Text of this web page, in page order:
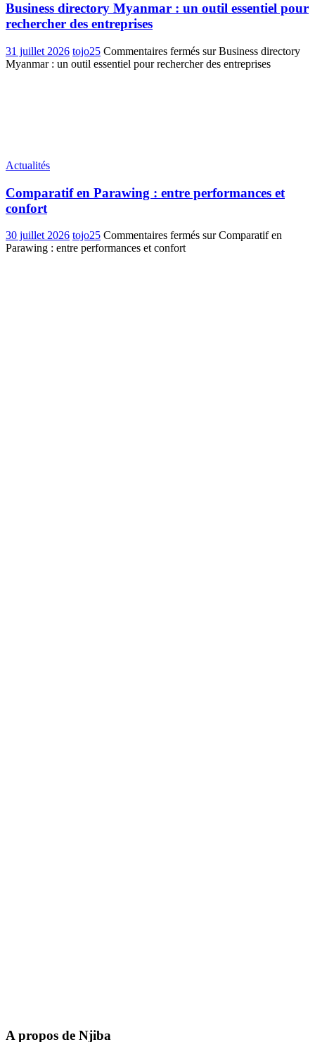
Business directory Myanmar : un outil essentiel pour
rechercher des entreprises
31 juillet 2026 tojo25 Commentaires fermés sur Business directory
Myanmar : un outil essentiel pour rechercher des entreprises
Actualités
Comparatif en Parawing : entre performances et
confort
30 juillet 2026 tojo25 Commentaires fermés sur Comparatif en
Parawing : entre performances et confort
A propos de Njiba